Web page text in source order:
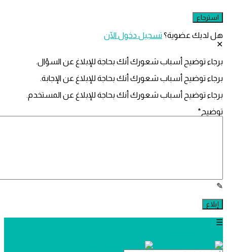
عضوية؟تسجيل دخول الآن
توضيح أسباب شعورك أنك بحاجة للإبلاغ عن السؤال.
توضيح أسباب شعورك أنك بحاجة للإبلاغ عن الإجابة.
توضيح أسباب شعورك أنك بحاجة للإبلاغ عن المستخدم.
*